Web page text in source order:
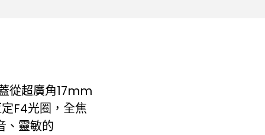
從超廣角17mm
F4光圈，全焦
、靈敏的